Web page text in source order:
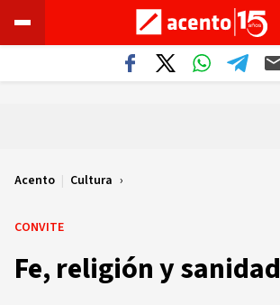
Acento | Cultura
CONVITE
Fe, religión y sanidad